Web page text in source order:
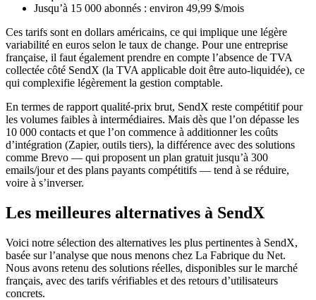
Jusqu’à 15 000 abonnés : environ 49,99 $/mois
Ces tarifs sont en dollars américains, ce qui implique une légère
variabilité en euros selon le taux de change. Pour une entreprise
française, il faut également prendre en compte l’absence de TVA
collectée côté SendX (la TVA applicable doit être auto-liquidée), ce
qui complexifie légèrement la gestion comptable.
En termes de rapport qualité-prix brut, SendX reste compétitif pour
les volumes faibles à intermédiaires. Mais dès que l’on dépasse les
10 000 contacts et que l’on commence à additionner les coûts
d’intégration (Zapier, outils tiers), la différence avec des solutions
comme Brevo — qui proposent un plan gratuit jusqu’à 300
emails/jour et des plans payants compétitifs — tend à se réduire,
voire à s’inverser.
Les meilleures alternatives à SendX
Voici notre sélection des alternatives les plus pertinentes à SendX,
basée sur l’analyse que nous menons chez La Fabrique du Net.
Nous avons retenu des solutions réelles, disponibles sur le marché
français, avec des tarifs vérifiables et des retours d’utilisateurs
concrets.